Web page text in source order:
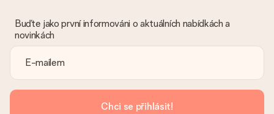
vhodné řešení.
Je faktura odeslána spolu s objednávkou?
vždy v potvrzovacím e-mailu a vždy ji najdete ve svém účtu
MySurprise. To znamená, že můžete dar doručit přímo
příjemci, což je opravdovým překvapením!
Buďte jako první informováni o aktuálních nabídkách a
novinkách
Chci se přihlásit!